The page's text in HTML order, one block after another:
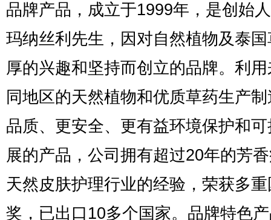
品牌产品，成立于1999年，是创始
玛纳丝利先生，因对自然植物及泰
厚的兴趣和坚持而创立的品牌。利
同地区的天然植物和优质草药生产
品质、更安全、更有益环境保护和
展的产品，公司拥有超过20年的芳
天然皮肤护理行业的经验，荣获多
奖，已出口10多个国家。品牌特色